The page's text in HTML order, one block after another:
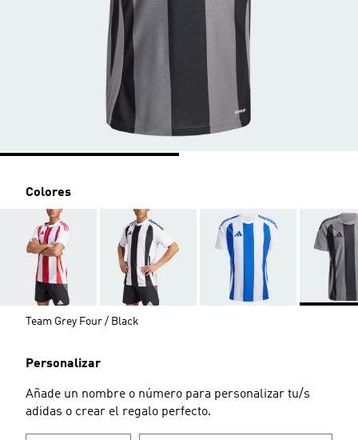
Colores
Team Grey Four / Black
Personalizar
Añade un nombre o número para personalizar tu/s
adidas o crear el regalo perfecto.